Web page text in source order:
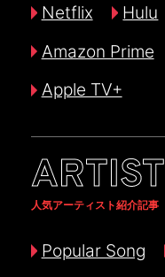
Netflix Hulu
Amazon Prime
Apple TV+
ARTIST
人気アーティスト紹介記事
Popular Song